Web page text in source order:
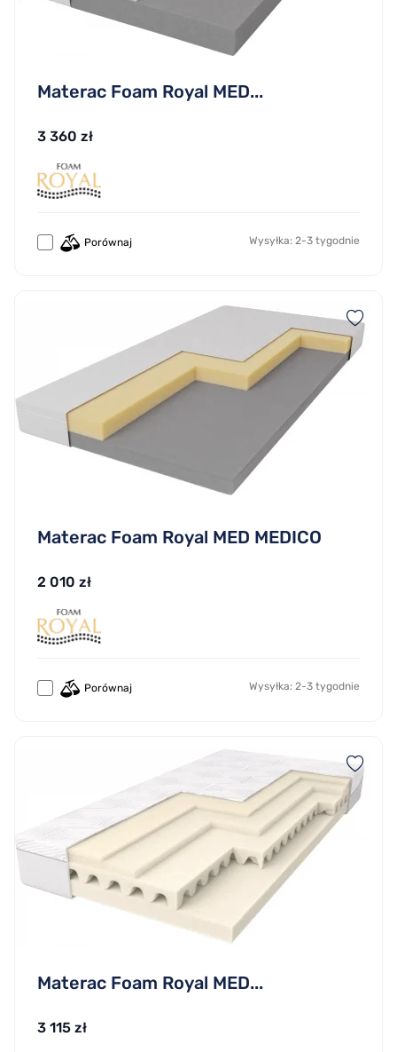
Materac Foam Royal MED...
3 360 zł
Porównaj Wysyłka: 2-3 tygodnie
Materac Foam Royal MED MEDICO
2 010 zł
Porównaj Wysyłka: 2-3 tygodnie
Materac Foam Royal MED...
3 115 zł